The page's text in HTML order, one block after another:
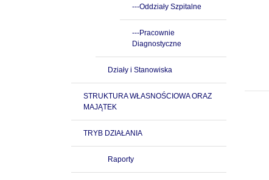
---Oddziały Szpitalne
---Pracownie
Diagnostyczne
Działy i Stanowiska
STRUKTURA WŁASNOŚCIOWA ORAZ
MAJĄTEK
TRYB DZIAŁANIA
Raporty